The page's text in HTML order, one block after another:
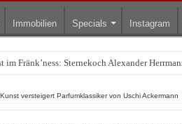
Immobilien Specials Instagram
im Fränk’ness: Sternekoch Alexander
München gerade zum Treffpunkt der Lingerie-
versteigert Parfumklassiker von Uschi Ackermann